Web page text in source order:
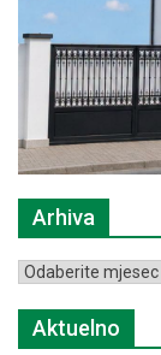
Arhiva
Arhiva
Aktuelno